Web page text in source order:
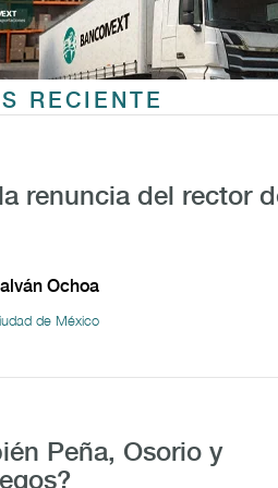
RECIENTE
renuncia del rector
Ochoa
de México
Peña, Osorio y